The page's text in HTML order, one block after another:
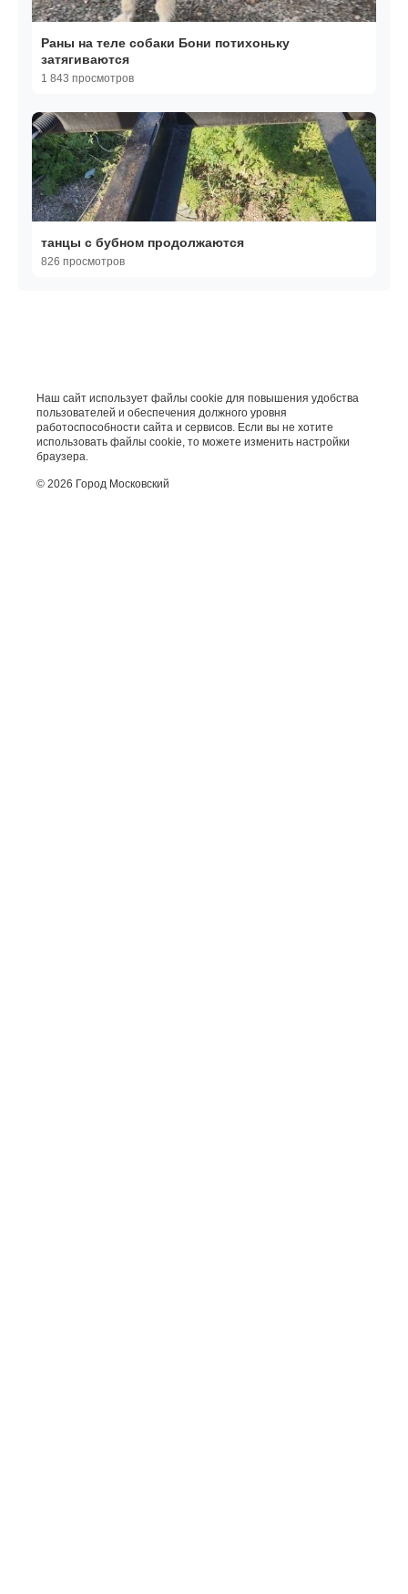
Раны на теле собаки Бони потихоньку
затягиваются
1 843 просмотров
танцы с бубном продолжаются
826 просмотров
Наш сайт использует файлы cookie для повышения удобства
пользователей и обеспечения должного уровня
работоспособности сайта и сервисов. Если вы не хотите
использовать файлы cookie, то можете изменить настройки
браузера.
© 2026 Город Московский